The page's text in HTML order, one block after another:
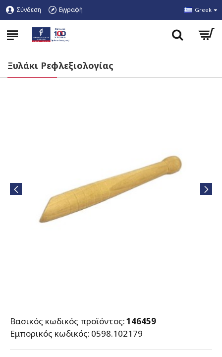
Σύνδεση Εγγραφή Greek
Ξυλάκι Ρεφλεξιολογίας
Βασικός κωδικός προϊόντος:146459
Εμπορικός κωδικός: 0598.102179